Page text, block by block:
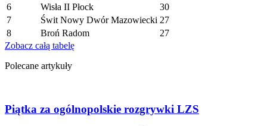
6
Wisła II Płock
30
7
Świt Nowy Dwór Mazowiecki 27
8
Broń Radom
27
Zobacz całą tabelę
Polecane artykuły
Piątka za ogólnopolskie rozgrywki LZS